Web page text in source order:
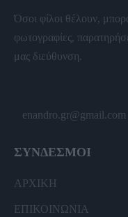
Όσοι φίλοι θέλουν,
φωτογραφίες,
μας διεύθυνση.
enandro.gr@gmail.com
ΣΥΝΔΕΣΜΟΙ
ΑΡΧΙΚΗ
ΕΠΙΚΟΙΝΩΝΙΑ